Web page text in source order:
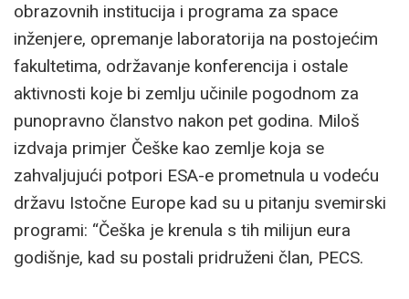
obrazovnih institucija i programa za space
inženjere, opremanje laboratorija na postojećim
fakultetima, održavanje konferencija i ostale
aktivnosti koje bi zemlju učinile pogodnom za
punopravno članstvo nakon pet godina. Miloš
izdvaja primjer Češke kao zemlje koja se
zahvaljujući potpori ESA-e prometnula u vodeću
državu Istočne Europe kad su u pitanju svemirski
programi: “Češka je krenula s tih milijun eura
godišnje, kad su postali pridruženi član, PECS.